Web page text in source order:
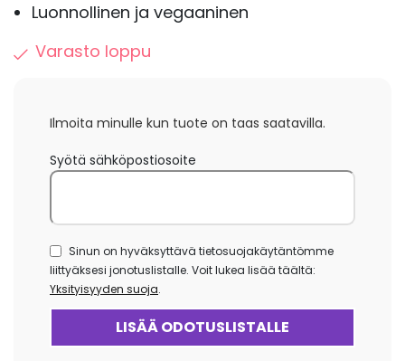
Luonnollinen ja vegaaninen
Varasto loppu
Ilmoita minulle kun tuote on taas saatavilla.
Syötä sähköpostiosoite
Sinun on hyväksyttävä tietosuojakäytäntömme
liittyäksesi jonotuslistalle. Voit lukea lisää täältä:
Yksityisyyden suoja.